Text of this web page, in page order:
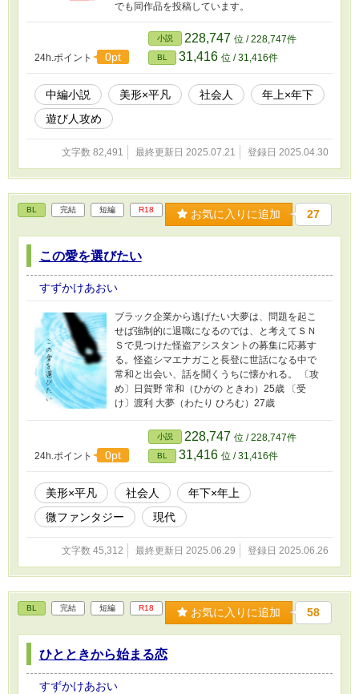
でも同作品を投稿しています。
24h.ポイント 0pt
小説 228,747 位 / 228,747件
BL 31,416 位 / 31,416件
中編小説 美形×平凡 社会人
年上×年下
遊び人攻め
文字数 82,491 最終更新日 2025.07.21 登録日 2025.04.30
BL 完結 短編 R18 お気に入りに追加 27
この愛を選びたい
すずかけあおい
ブラック企業から逃げたい大夢は、問題を起こ
せば強制的に退職になるのでは、と考えてＳＮ
Ｓで見つけた怪盗アシスタントの募集に応募す
る。怪盗シマエナガこと長登に世話になる中で
常和と出会い、話を聞くうちに懐かれる。 〔攻
め〕日賀野 常和（ひがの ときわ）25歳 〔受
け〕渡利 大夢（わたり ひろむ）27歳
24h.ポイント 0pt
小説 228,747 位 / 228,747件
BL 31,416 位 / 31,416件
美形×平凡 社会人
年下×年上
微ファンタジー
現代
文字数 45,312 最終更新日 2025.06.29 登録日 2025.06.26
BL 完結 短編 R18 お気に入りに追加 58
ひとときから始まる恋
すずかけあおい